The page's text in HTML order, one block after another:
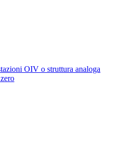
OIV o struttura analoga